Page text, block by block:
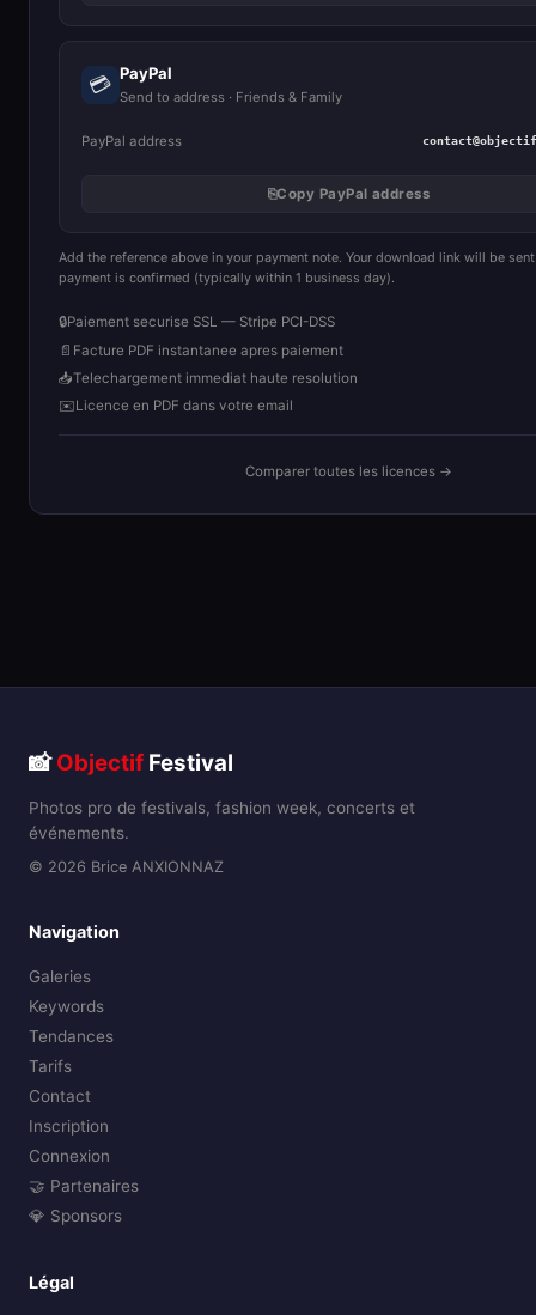
💳 PayPal
Send to address · Friends & Family
PayPal address
⎘Copy PayPal address
Add the reference above in your payment note. Your download link will be
payment is confirmed (typically within 1 business day).
🔒Paiement securise SSL — Stripe PCI-DSS
📄 Facture PDF instantanee apres paiement
📥Telechargement immediat haute resolution
✉️Licence en PDF dans votre email
Comparer toutes les licences →
📸Objectif Festival
Photos pro de festivals, fashion week, concerts et
événements.
© 2026 Brice ANXIONNAZ
Navigation
Galeries
Keywords
Tendances
Tarifs
Contact
Inscription
Connexion
🤝 Partenaires
💎 Sponsors
Légal